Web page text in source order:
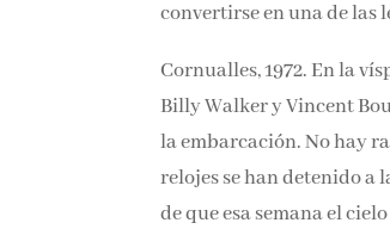
convertirse en una de las
Cornualles, 1972. En la
Billy Walker y Vincent
la embarcación. No hay
relojes se han detenido a
de que esa semana el